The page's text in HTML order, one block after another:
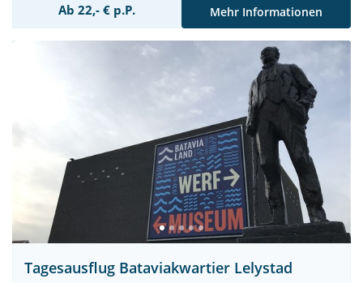
Ab 22,- € p.P. Mehr Informationen
Tagesausflug Bataviakwartier Lelystad